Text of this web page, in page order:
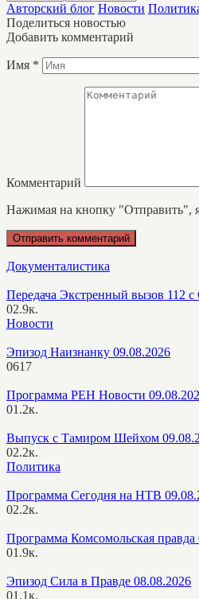
Авторский блог Новости
Поделиться новостью
Добавить комментарий
Имя *
Комментарий
Нажимая на кнопку "Отправить",
Документалистика
Передача Экстренный вызов 112
02.9к.
Новости
Эпизод Наизнанку 09.08.2026
0617
Программа РЕН Новости
01.2к.
Выпуск с Тамиром Шейхом
02.2к.
Политика
Программа Сегодня на НТВ
02.2к.
Программа Комсомольская правда
01.9к.
Эпизод Сила в Правде 08.08.2026
01.1к.